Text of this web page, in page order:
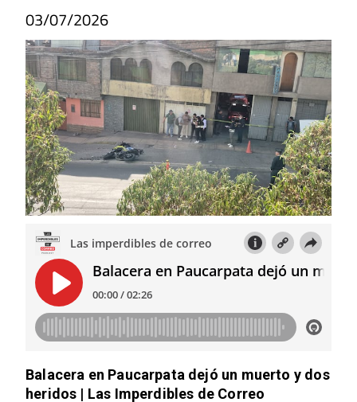
03/07/2026
Balacera en Paucarpata dejó un muerto y dos
heridos | Las Imperdibles de Correo